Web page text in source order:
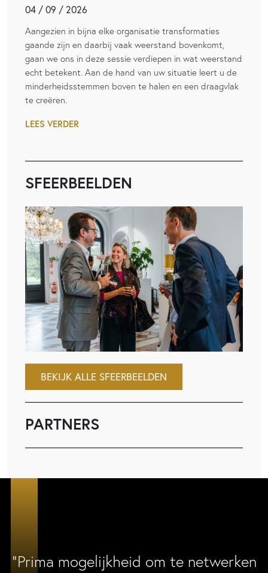
04 / 09 / 2026
Aangezien in bijna elke organisatie transformaties
gaande zijn en daarbij vaak weerstand bovenkomt,
gaan we ons in deze sessie verdiepen in wat weerstand
echt betekent. Aan de hand van uw situatie leert u de
minderheidsstemmen boven te halen en een draagvlak
te creëren.
LEES VERDER
SFEERBEELDEN
BEKIJK ALLE SFEERBEELDEN
PARTNERS
“Prima mogelijkheid om te netwerken